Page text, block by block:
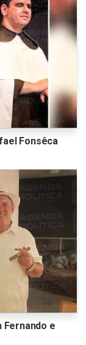
Fonsêca
Fernando e